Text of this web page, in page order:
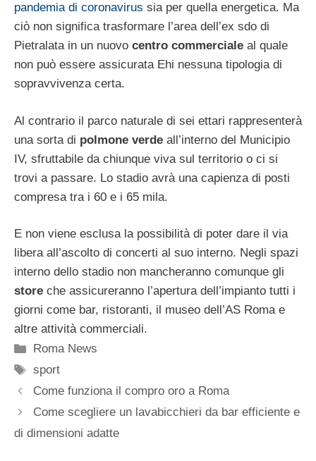
pandemia di coronavirus sia per quella energetica. Ma
ciò non significa trasformare l’area dell’ex sdo di
Pietralata in un nuovo centro commerciale al quale
non può essere assicurata Ehi nessuna tipologia di
sopravvivenza certa.
Al contrario il parco naturale di sei ettari rappresenterà
una sorta di polmone verde all’interno del Municipio
IV, sfruttabile da chiunque viva sul territorio o ci si
trovi a passare. Lo stadio avrà una capienza di posti
compresa tra i 60 e i 65 mila.
E non viene esclusa la possibilità di poter dare il via
libera all’ascolto di concerti al suo interno. Negli spazi
interno dello stadio non mancheranno comunque gli
store che assicureranno l’apertura dell’impianto tutti i
giorni come bar, ristoranti, il museo dell’AS Roma e
altre attività commerciali.
Categorie
Roma News
Tag
sport
Come funziona il compro oro a Roma
Come scegliere un lavabicchieri da bar efficiente e
di dimensioni adatte